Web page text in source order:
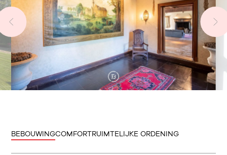
BEBOUWINGCOMFORT RUIMTELIJKE ORDENING